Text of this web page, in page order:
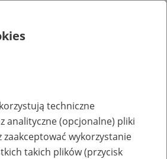
techniczne
analityczne (opcjonalne) pliki
zaakceptować wykorzystanie
takich plików (przycisk